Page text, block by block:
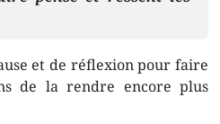
et de réflexion pour faire
de la rendre encore plus